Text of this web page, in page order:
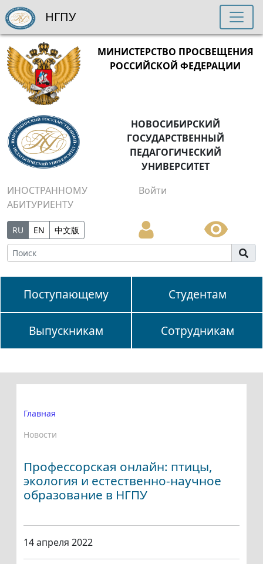
МИНИСТЕРСТВО ПРОСВЕЩЕНИЯ
РОССИЙСКОЙ ФЕДЕРАЦИИ
НОВОСИБИРСКИЙ
ГОСУДАРСТВЕННЫЙ
ПЕДАГОГИЧЕСКИЙ
УНИВЕРСИТЕТ
ИНОСТРАННОМУ
АБИТУРИЕНТУ
Войти
RU EN 中文版
Поступающему Студентам
Выпускникам Сотрудникам
НГПУ
Главная
Новости
Профессорская онлайн: птицы,
экология и естественно-научное
образование в НГПУ
14 апреля 2022